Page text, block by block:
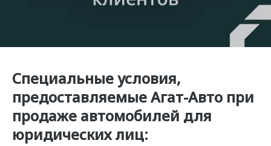
Одежда и сувениры
Оригинальные аксессуары
Запчасти
Трейд-ин
Клиентская поддержка
Приложение O&J
Аксессуары
Одежда и сувениры
Оригинальные аксессуары
Специальные условия,
предоставляемые Агат-Авто при
продаже автомобилей для
юридических лиц: